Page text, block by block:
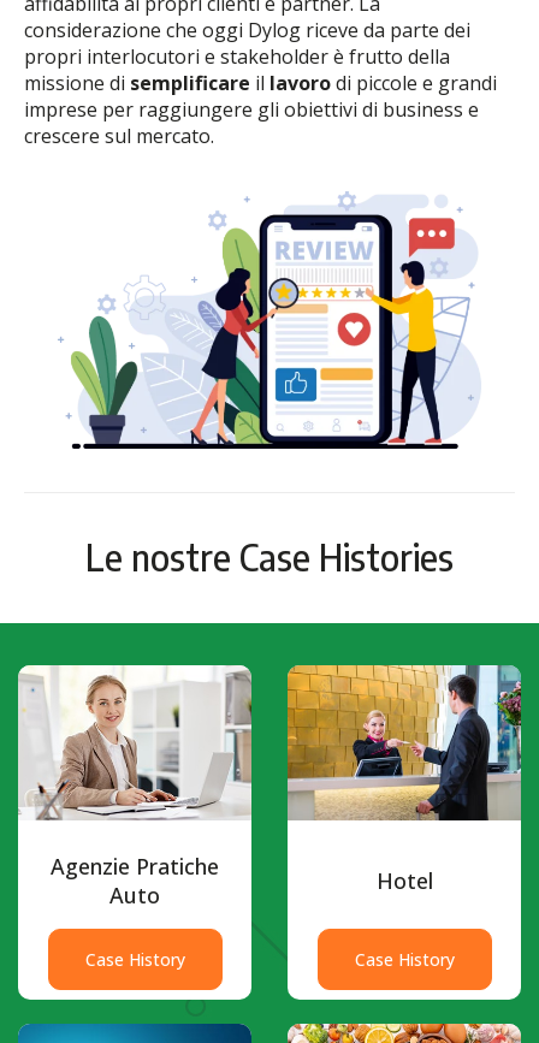
considerazione che oggi Dylog riceve da parte dei
propri interlocutori e stakeholder è frutto della
missione di semplificare il lavorodi piccole e grandi
imprese per raggiungere gli obiettivi di business e
crescere sul mercato.
Le nostre Case Histories
Agenzie Pratiche
Auto
Case History
Hotel
Case History